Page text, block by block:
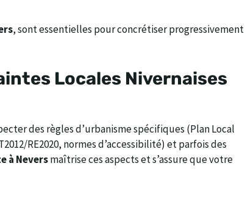
, sont essentielles pour concrétiser progressivement
Locales Nivernaises
des règles d’urbanisme spécifiques (Plan Local
RE2020, normes d’accessibilité) et parfois des
à Neversmaîtrise ces aspects et s’assure que votre